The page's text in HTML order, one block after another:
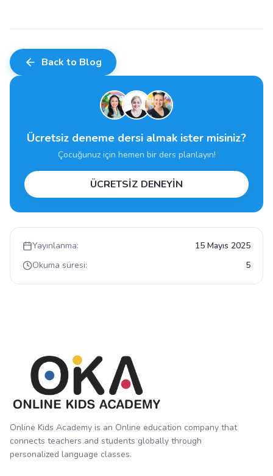
Back to Blog
Ücretsiz deneme dersi almak ister misiniz?
Çocuğunuz için hemen bir ders planlayın!
ÜCRETSİZ DENEYİN
Yayınlanma:
15 Mayıs 2025
Okuma süresi:
5
Online Kids Academy is an Online education company that
connects teachers and students globally through
personalized language classes.